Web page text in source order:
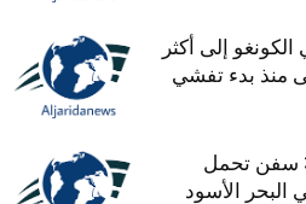
إلى أكثر
منذ بدء تفشي
الدفاع الروسية: استهداف 3 سفن تحمل
الأسود